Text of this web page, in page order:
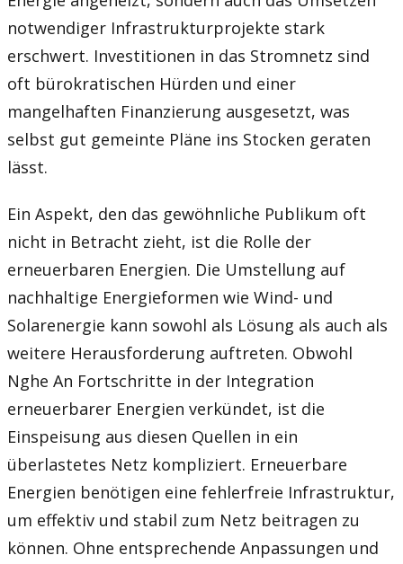
notwendiger Infrastrukturprojekte stark
erschwert. Investitionen in das Stromnetz sind
oft bürokratischen Hürden und einer
mangelhaften Finanzierung ausgesetzt, was
selbst gut gemeinte Pläne ins Stocken geraten
lässt.
Ein Aspekt, den das gewöhnliche Publikum oft
nicht in Betracht zieht, ist die Rolle der
erneuerbaren Energien. Die Umstellung auf
nachhaltige Energieformen wie Wind- und
Solarenergie kann sowohl als Lösung als auch als
weitere Herausforderung auftreten. Obwohl
Nghe An Fortschritte in der Integration
erneuerbarer Energien verkündet, ist die
Einspeisung aus diesen Quellen in ein
überlastetes Netz kompliziert. Erneuerbare
Energien benötigen eine fehlerfreie Infrastruktur,
um effektiv und stabil zum Netz beitragen zu
können. Ohne entsprechende Anpassungen und